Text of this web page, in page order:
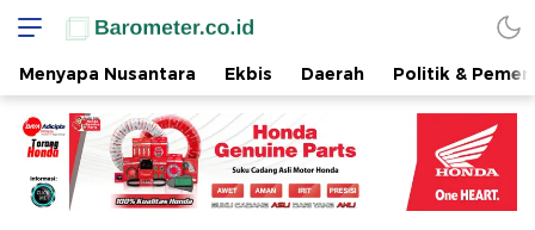
www.barometer.co.id
Berita Terkini di Sulawesi Utara
Menyapa Nusantara Ekbis Daerah Politik &